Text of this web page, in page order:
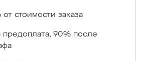
от стоимости заказа
предоплата, 90% после